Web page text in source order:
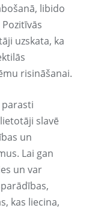
libido
uzskata, ka
risināšanai.
slavē
un
Lai gan
un var
kas liecina,